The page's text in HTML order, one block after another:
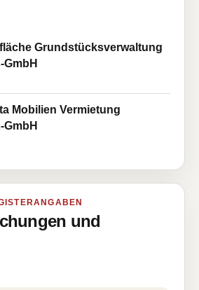
Grundstücksverwaltung
Mobilien Vermietung
und